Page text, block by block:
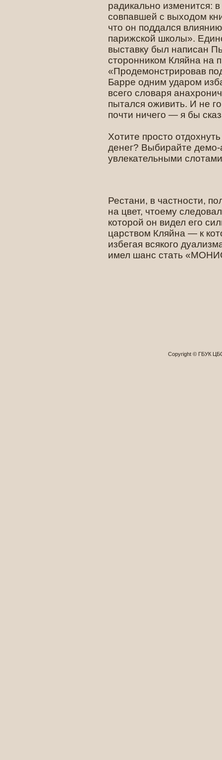
радикально изменится:
совпавшей с выходом
что он поддался
парижской школы».
выставку был написан
сторонником Кляйна на
«Продемонстрировав
Барре одним ударом
всего словаря
пытался оживить. И не
почти ничего — я бы
Хотите просто
денег? Выбирайте
увлекательными
Рестани, в частности,
на цвет, чтоему
которой он видел его
царством Кляйна — к
избегая всякого
имел шанс стать
Copyright © ГБУК